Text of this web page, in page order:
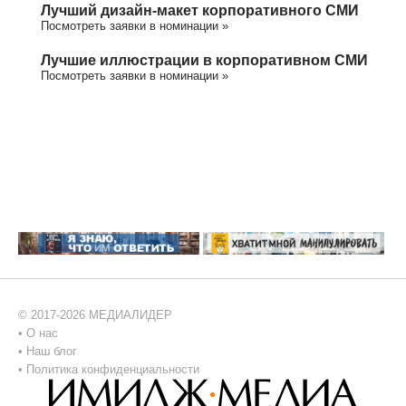
Лучший дизайн-макет корпоративного СМИ
Посмотреть заявки в номинации »
Лучшие иллюстрации в корпоративном СМИ
Посмотреть заявки в номинации »
© 2017-2026 МЕДИАЛИДЕР
• О нас
• Наш блог
• Политика конфиденциальности